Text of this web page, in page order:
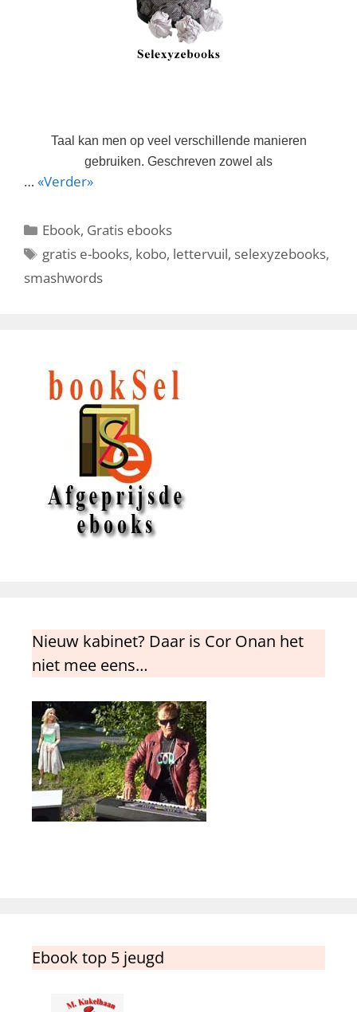
Taal kan men op veel verschillende manieren
gebruiken. Geschreven zowel als
… «Verder»
Categorieën
Ebook, Gratis ebooks
Tags
gratis e-books, kobo, lettervuil, selexyzebooks,
smashwords
Nieuw kabinet? Daar is Cor Onan het
niet mee eens…
Ebook top 5 jeugd